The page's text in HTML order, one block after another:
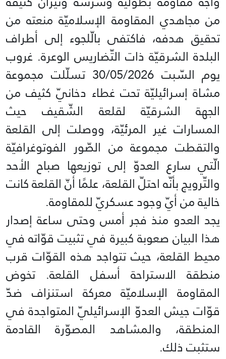
من مجاهدي المقاومة الإسلاميّة منعته من
تحقيق هدفه، فاكتفى بالّلجوء إلى أطراف
البلدة الشرقيّة ذات التّضاريس الوعرة. غروب
يوم السّبت 30/05/2026 تسلّلت مجموعة
مشاة إسرائيليّة تحت غطاء دخانيّ كثيف من
الجهة الشرقيّة لقلعة الشّقيف حيث
المسارات غير المرئيّة، ووصلت إلى القلعة
والتقطت مجموعة من الصّور الفوتوغرافيّة
الّتي سارع العدوّ إلى توزيعها صباح الأحد
والتّرويج بأنّه احتلّ القلعة، علمًا أنّ القلعة كانت
خالية من أيّ وجود عسكريّ للمقاومة.
يجد العدو منذ فجر أمس وحتى ساعة إصدار
هذا البيان صعوبة كبيرة في تثبيت قوّاته في
محيط القلعة، حيث تتواجد هذه القوّات قرب
منطقة الاستراحة أسفل القلعة. تخوض
المقاومة الإسلاميّة معركة استنزاف ضدّ
قوّات جيش العدوّ الإسرائيليّ المتواجدة في
المنطقة، والمشاهد المصوّرة القادمة
ستثبت ذلك.